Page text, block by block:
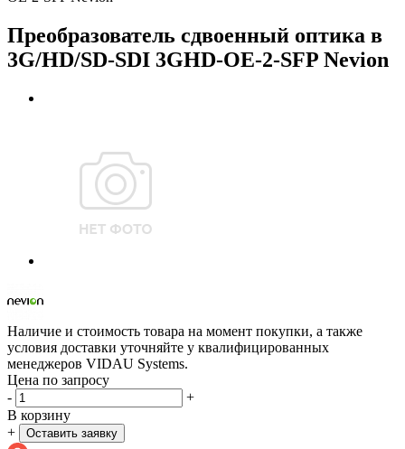
Преобразователь сдвоенный оптика в
3G/HD/SD-SDI 3GHD-OE-2-SFP Nevion
Наличие и стоимость товара на момент покупки, а также
условия доставки уточняйте у квалифицированных
менеджеров VIDAU Systems.
Цена по запросу
-
+
В корзину
+
Оставить заявку